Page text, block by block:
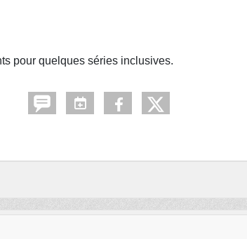
pour quelques séries inclusives.